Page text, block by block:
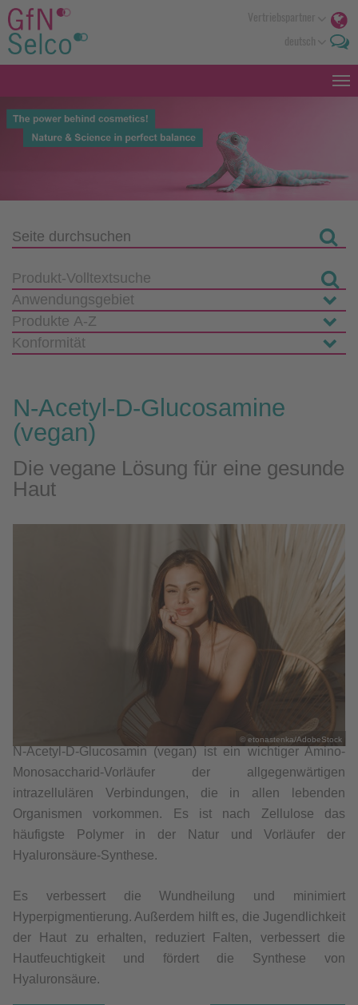
N-Acetyl-D-Glucosamine
(vegan)
Die vegane Lösung für eine gesunde
Haut
© etonastenka/AdobeStock
N-Acetyl-D-Glucosamin (vegan) ist ein wichtiger Amino-
Monosaccharid-Vorläufer der allgegenwärtigen
intrazellulären Verbindungen, die in allen lebenden
Organismen vorkommen. Es ist nach Zellulose das
häufigste Polymer in der Natur und Vorläufer der
Hyaluronsäure-Synthese.
Es verbessert die Wundheilung und minimiert
Hyperpigmentierung. Außerdem hilft es, die Jugendlichkeit
der Haut zu erhalten, reduziert Falten, verbessert die
Hautfeuchtigkeit und fördert die Synthese von
Hyaluronsäure.